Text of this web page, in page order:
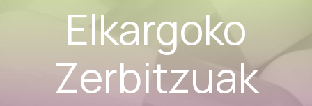
Elkargoko
Zerbitzuak